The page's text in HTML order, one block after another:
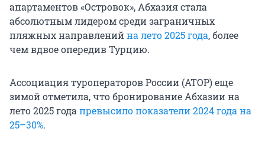
апартаментов «Островок», Абхазия стала
абсолютным лидером среди заграничных
пляжных направленийна лето 2025 года, более
чем вдвое опередив Турцию.
Ассоциация туроператоров России (АТОР) еще
зимой отметила, что бронирование Абхазии на
лето 2025 года превысило показатели 2024 года на
25–30%.